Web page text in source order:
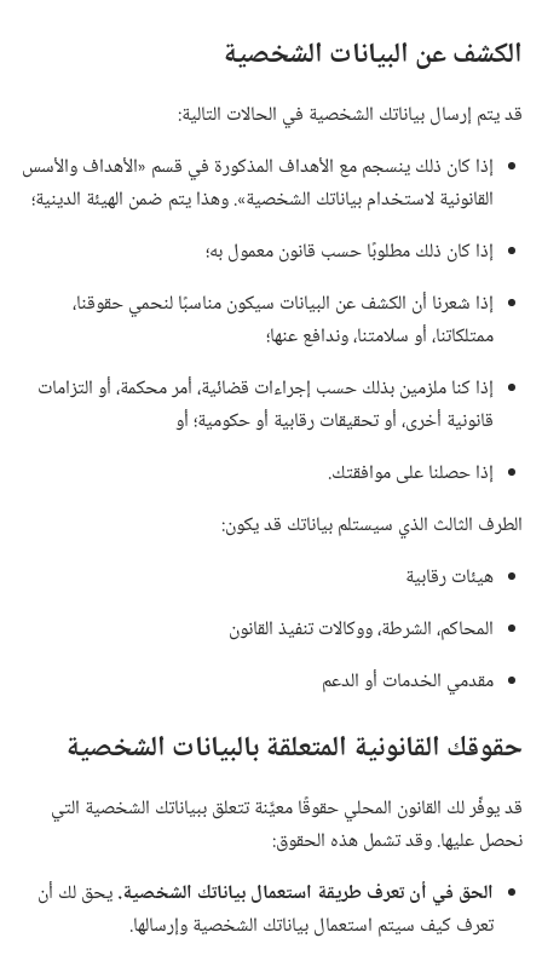
الكشف عن البيانات الشخصية
قد يتم إرسال بياناتك الشخصية في الحالات التالية:‏
إذا كان ذلك ينسجم مع الأهداف المذكورة في قسم «الأهداف والأسس
القانونية لاستخدام بياناتك الشخصية».‏ وهذا يتم ضمن الهيئة الدينية؛‏
إذا كان ذلك مطلوبًا حسب قانون معمول به؛‏
إذا شعرنا أن الكشف عن البيانات سيكون مناسبًا لنحمي حقوقنا،‏
ممتلكاتنا،‏ أو سلامتنا،‏ وندافع عنها؛‏
إذا كنا ملزمين بذلك حسب إجراءات قضائية،‏ أمر محكمة،‏ أو التزامات
قانونية أخرى،‏ أو تحقيقات رقابية أو حكومية؛‏ أو
إذا حصلنا على موافقتك.‏
الطرف الثالث الذي سيستلم بياناتك قد يكون:‏
هيئات رقابية
المحاكم،‏ الشرطة،‏ ووكالات تنفيذ القانون
مقدمي الخدمات أو الدعم
حقوقك القانونية المتعلقة بالبيانات الشخصية
قد يوفِّر لك القانون المحلي حقوقًا معيَّنة تتعلق ببياناتك الشخصية التي
نحصل عليها.‏ وقد تشمل هذه الحقوق:‏
الحق في أن تعرف طريقة استعمال بياناتك الشخصية.‏يحق لك أن
تعرف كيف سيتم استعمال بياناتك الشخصية وإرسالها.‏